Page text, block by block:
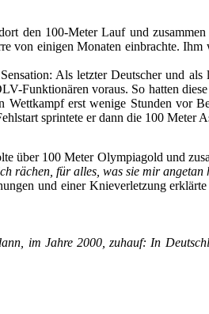
den 100-Meter Lauf und
von einigen Monaten einbrachte.
Als letzter Deutscher und als
Funktionären voraus. So hatten
erst wenige Stunden vor
sprintete er dann die 100 Meter
über 100 Meter Olympiagold und
rächen, für alles, was sie mir angetan
und einer Knieverletzung
im Jahre 2000, zuhauf: In